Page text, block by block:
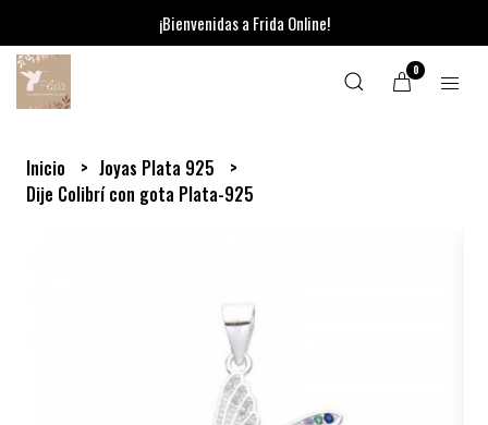
¡Bienvenidas a Frida Online!
0
Inicio
Joyas Plata 925
Dije Colibrí con gota Plata-925